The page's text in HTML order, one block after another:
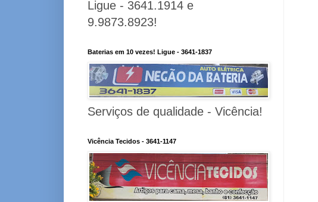
Ligue - 3641.1914 e
9.9873.8923!
Baterias em 10 vezes! Ligue - 3641-1837
Serviços de qualidade - Vicência!
Vicência Tecidos - 3641-1147